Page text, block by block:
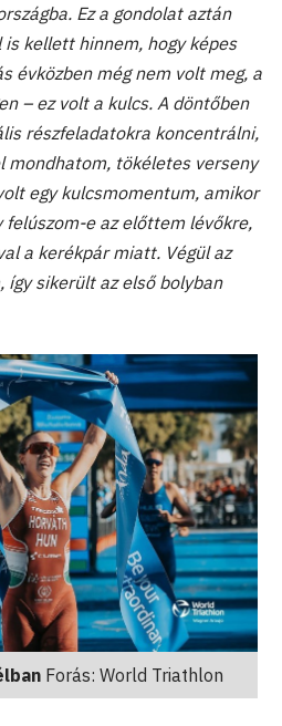
Ez a gondolat aztán
kellett hinnem, hogy képes
évközben még nem volt meg, a
– ez volt a kulcs. A döntőben
részfeladatokra koncentrálni,
mondhatom, tökéletes verseny
egy kulcsmomentum, amikor
e az előttem lévőkre,
a kerékpár miatt. Végül az
sikerült az első bolyban
Forás: World Triathlon